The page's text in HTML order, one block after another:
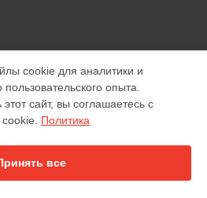
cookie для аналитики и
опыта.
сайт, вы соглашаетесь с
Политика
все